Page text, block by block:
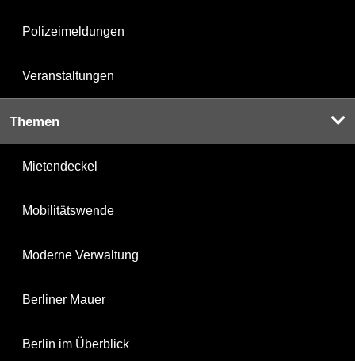
Polizeimeldungen
Veranstaltungen
Themen
Mietendeckel
Mobilitätswende
Moderne Verwaltung
Berliner Mauer
Berlin im Überblick